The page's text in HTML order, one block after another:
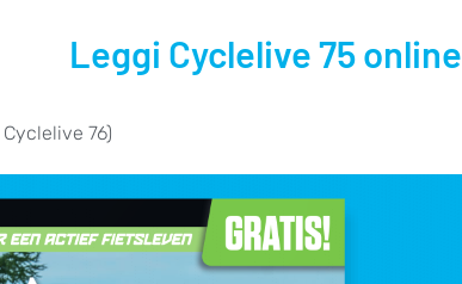
Leggi Cyclelive 75 online​
76)